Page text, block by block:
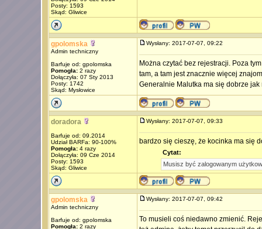
Posty: 1593
Skąd: Gliwice
gpolomska
Admin techniczny
Barfuje od: gpolomska
Pomogła:2 razy
Dołączyła: 07 Sty 2013
Posty: 1742
Skąd: Mysłowice
Wysłany: 2017-07-07, 09:22
Można czytać bez rejestracji. Poza
tam, a tam jest znacznie więcej
Generalnie Malutka ma się dobrze jak
doradora
Barfuje od: 09.2014
Udział BARFa: 90-100%
Pomogła:4 razy
Dołączyła: 09 Cze 2014
Posty: 1593
Skąd: Gliwice
Wysłany: 2017-07-07, 09:33
bardzo się cieszę, że kocinka ma się
Cytat:
Musisz być zalogowanym
gpolomska
Admin techniczny
Barfuje od: gpolomska
Pomogła:2 razy
Wysłany: 2017-07-07, 09:42
To musieli coś niedawno zmienić.